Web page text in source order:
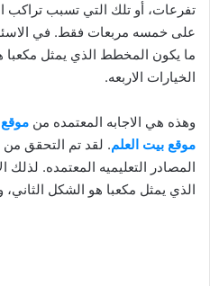
تفرعات، أو تلك التي تسبب تراكب
على خمسه مربعات فقط. في الاسئله
ما يكون المخطط الذي يمثل مكعبا
الخيارات الاربعه.
وهذه هي الاجابه المعتمده من
موقع بيت العلم. لقد تم التحقق من
المصادر التعليميه المعتمده.
الذي يمثل مكعبا هو الشكل الثاني،